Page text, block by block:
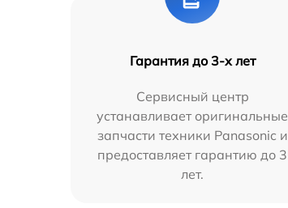
Гарантия до 3-х лет
Сервисный центр
устанавливает оригинальные
запчасти техники Panasonic и
предоставляет гарантию до 3
лет.